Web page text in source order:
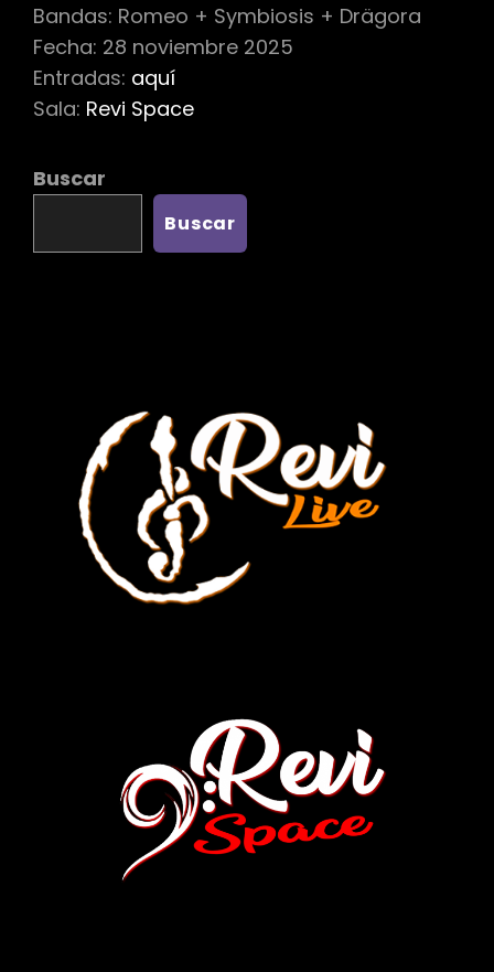
Bandas: Romeo + Symbiosis + Drägora
Fecha: 28 noviembre 2025
Entradas: aquí
Sala: Revi Space
Buscar
Buscar